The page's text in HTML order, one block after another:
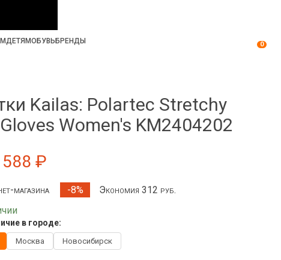
ДЕТЯМОБУВЬ БРЕНДЫ 0
Kailas: Polartec Stretchy
Women's KM2404202
₽
магазина -8%
Экономия 312 руб.
в городе:
Москва Новосибирск